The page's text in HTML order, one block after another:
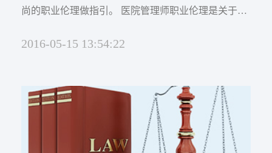
尚的职业伦理做指引。 医院管理师职业伦理是关于从
求。不同职业道德主要是对某一职业的从业者个体的
者对具有总体性的社会伦理和社会主导价值观的遵
循。职业伦理所具有的这种总体性特点，与职业道德
2016-05-15 13:54:22